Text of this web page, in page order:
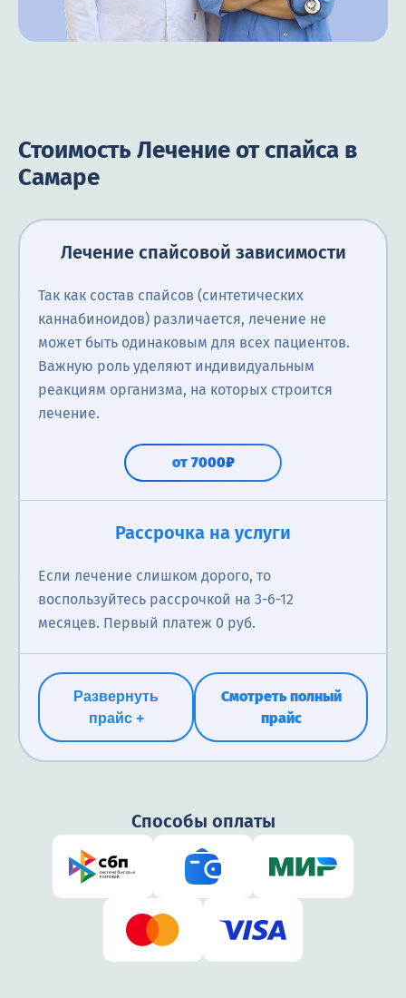
Стоимость Лечение от спайса в
Самаре
Лечение спайсовой зависимости
Так как состав спайсов (синтетических
каннабиноидов) различается, лечение не
может быть одинаковым для всех пациентов.
Важную роль уделяют индивидуальным
реакциям организма, на которых строится
лечение.
от 7000₽
Рассрочка на услуги
Если лечение слишком дорого, то
воспользуйтесь рассрочкой на 3-6-12
месяцев. Первый платеж 0 руб.
Развернуть
прайс +
Смотреть полный
прайс
Способы оплаты